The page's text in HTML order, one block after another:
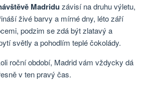
Madridu závisí na druhu výletu,
živé barvy a mírné dny, léto září
podzim se zdá být zlatavý a
světly a pohodlím teplé čokolády.
roční období, Madrid vám vždycky dá
v ten pravý čas.